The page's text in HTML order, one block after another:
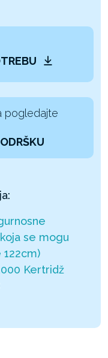
pogledajte
se mogu
Kertridž